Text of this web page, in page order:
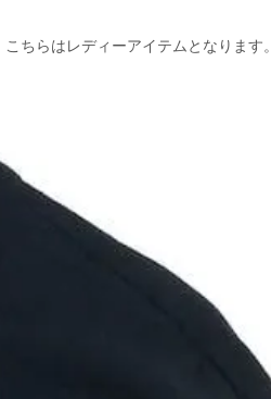
ちらはレディーアイテムとなります。